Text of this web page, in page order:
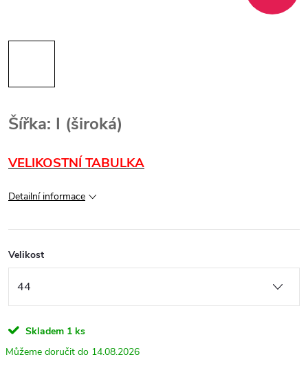
Šířka: I (široká)
VELIKOSTNÍ TABULKA
Detailní informace
Velikost
Skladem 1 ks
14.08.2026